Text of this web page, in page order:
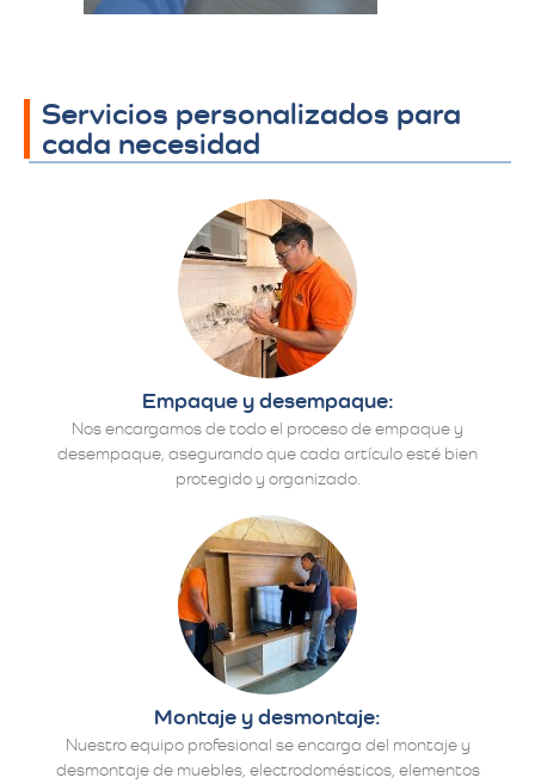
Servicios personalizados para
cada necesidad
Empaque y desempaque:
Nos encargamos de todo el proceso de empaque y
desempaque, asegurando que cada artículo esté bien
protegido y organizado.
Montaje y desmontaje:
Nuestro equipo profesional se encarga del montaje y
desmontaje de muebles, electrodomésticos, elementos